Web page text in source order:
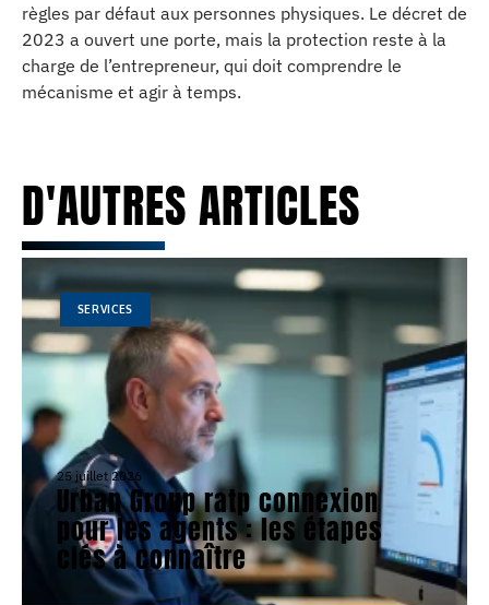
règles par défaut aux personnes physiques. Le décret de
2023 a ouvert une porte, mais la protection reste à la
charge de l’entrepreneur, qui doit comprendre le
mécanisme et agir à temps.
D'AUTRES ARTICLES
SERVICES
25 juillet 2026
Urban Group ratp connexion
pour les agents : les étapes
clés à connaître